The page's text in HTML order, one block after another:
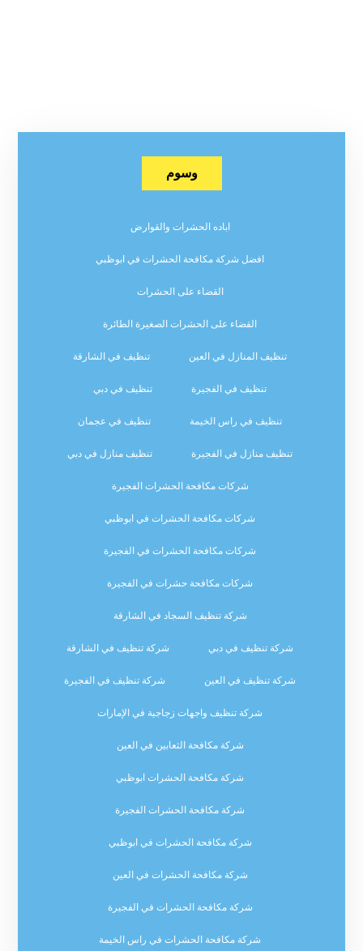
وسوم
اباده الحشرات والقوارض
افضل شركة مكافحة الحشرات في ابوظبي
القضاء على الحشرات
القضاء على الحشرات الصغيرة الطائرة
تنظيف المنازل في العين تنظيف في الشارقة
تنظيف في الفجيرة تنظيف في دبي
تنظيف في راس الخيمة تنظيف في عجمان
تنظيف منازل في الفجيرة تنظيف منازل في دبي
شركات مكافحة الحشرات الفجيرة
شركات مكافحة الحشرات في ابوظبي
شركات مكافحة الحشرات في الفجيرة
شركات مكافحة حشرات في الفجيرة
شركة تنظيف السجاد في الشارقة
شركة تنظيف في دبي شركة تنظيف في الشارقة
شركة تنظيف في العين شركة تنظيف في الفجيرة
شركة تنظيف واجهات زجاجية في الإمارات
شركة مكافحة الثعابين في العين
شركة مكافحة الحشرات ابوظبي
شركة مكافحة الحشرات الفجيرة
شركة مكافحة الحشرات في ابوظبي
شركة مكافحة الحشرات في العين
شركة مكافحة الحشرات في الفجيرة
شركة مكافحة الحشرات في راس الخيمة